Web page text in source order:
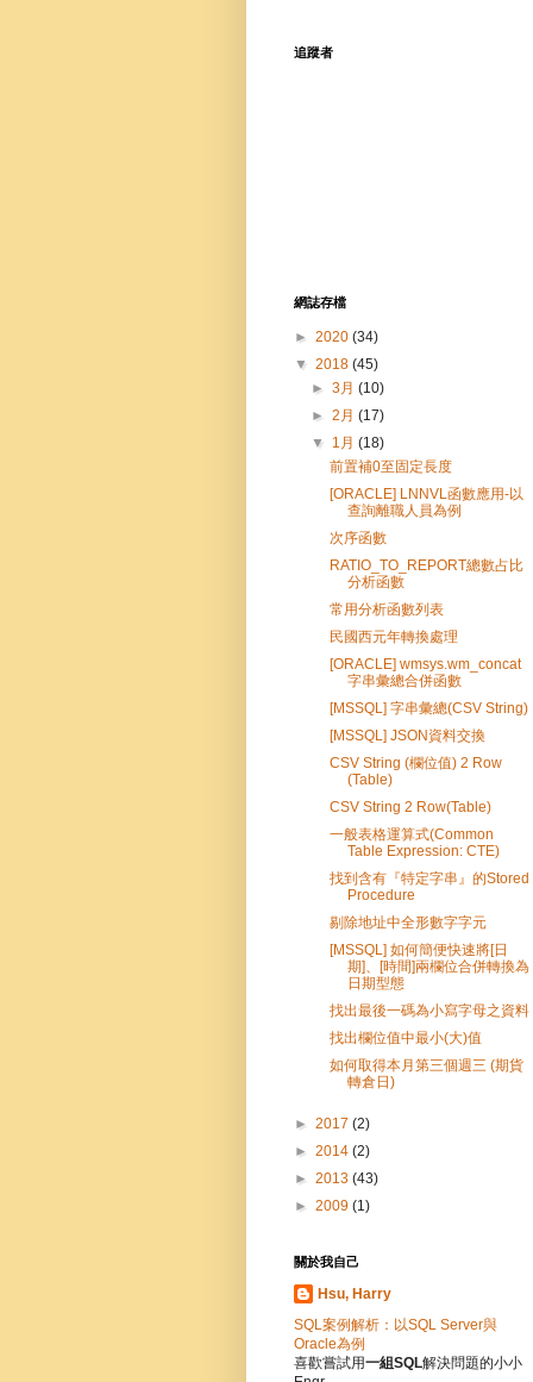
追蹤者
網誌存檔
► 2020 (34)
▼ 2018 (45)
►3月(10)
►2月(17)
▼ 1月(18)
前置補0至固定長度
[ORACLE] LNNVL函數應用-以
查詢離職人員為例
次序函數
RATIO_TO_REPORT總數占比
分析函數
常用分析函數列表
民國西元年轉換處理
[ORACLE] wmsys.wm_concat
字串彙總合併函數
[MSSQL] 字串彙總(CSV String)
[MSSQL] JSON資料交換
CSV String (欄位值) 2 Row
(Table)
CSV String 2 Row(Table)
一般表格運算式(Common
Table Expression: CTE)
找到含有『特定字串』的Stored
Procedure
剔除地址中全形數字字元
[MSSQL] 如何簡便快速將[日
期]、[時間]兩欄位合併轉換為
日期型態
找出最後一碼為小寫字母之資料
找出欄位值中最小(大)值
如何取得本月第三個週三 (期貨
轉倉日)
► 2017 (2)
► 2014 (2)
► 2013 (43)
► 2009 (1)
關於我自己
Hsu, Harry
SQL案例解析：以SQL Server與
Oracle為例
喜歡嘗試用一組SQL解決問題的小小